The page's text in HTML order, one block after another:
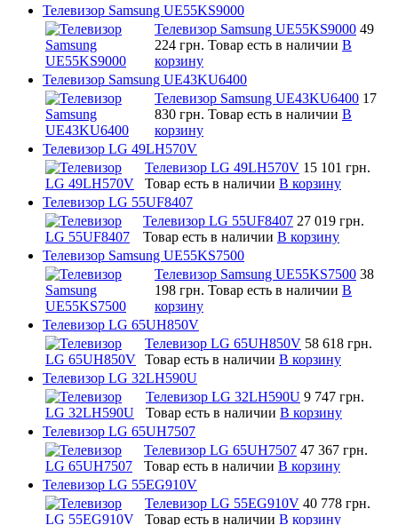
Телевизор Samsung UE55KS9000
Телевизор Samsung UE55KS9000 49
224 грн. Товар есть в наличии В
корзину
Телевизор Samsung UE43KU6400
Телевизор Samsung UE43KU6400 17
830 грн. Товар есть в наличии В
корзину
Телевизор LG 49LH570V
Телевизор LG 49LH570V 15 101 грн.
Товар есть в наличии В корзину
Телевизор LG 55UF8407
Телевизор LG 55UF8407 27 019 грн.
Товар есть в наличии В корзину
Телевизор Samsung UE55KS7500
Телевизор Samsung UE55KS7500 38
198 грн. Товар есть в наличии В
корзину
Телевизор LG 65UH850V
Телевизор LG 65UH850V 58 618 грн.
Товар есть в наличии В корзину
Телевизор LG 32LH590U
Телевизор LG 32LH590U 9 747 грн.
Товар есть в наличии В корзину
Телевизор LG 65UH7507
Телевизор LG 65UH7507 47 367 грн.
Товар есть в наличии В корзину
Телевизор LG 55EG910V
Телевизор LG 55EG910V 40 778 грн.
Товар есть в наличии В корзину